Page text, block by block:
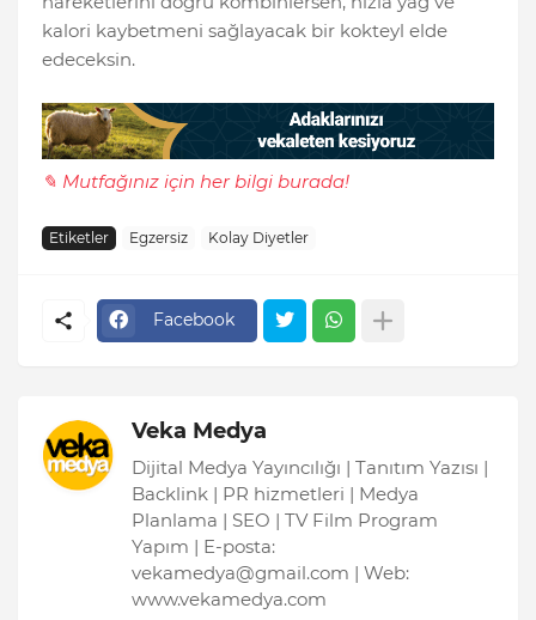
kalori kaybetmeni sağlayacak bir kokteyl elde
edeceksin.
✎ Mutfağınız için her bilgi burada!
Etiketler Egzersiz Kolay Diyetler
Facebook
Veka Medya
Dijital Medya Yayıncılığı | Tanıtım Yazısı |
Backlink | PR hizmetleri | Medya
Planlama | SEO | TV Film Program
Yapım | E-posta:
vekamedya@gmail.com | Web:
www.vekamedya.com